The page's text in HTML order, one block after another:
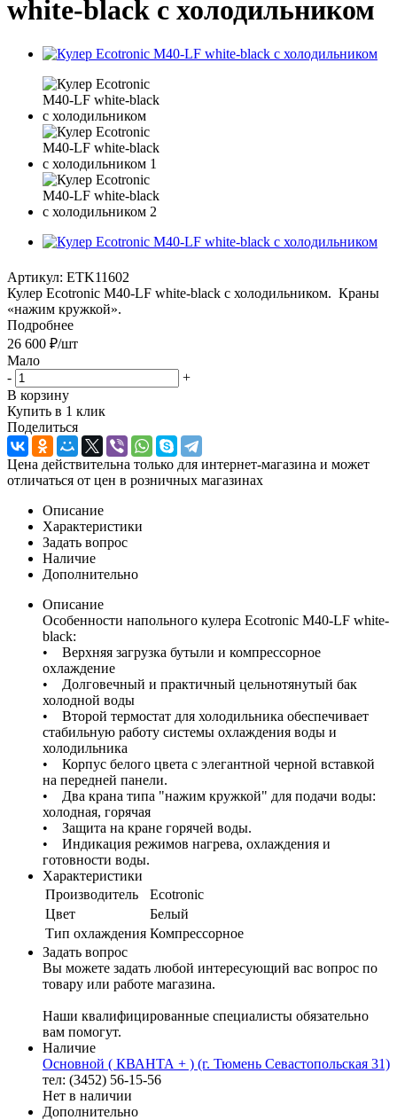
white-black с холодильником
Артикул: ETK11602
Кулер Ecotronic M40-LF white-black с холодильником. Краны
«нажим кружкой».
Подробнее
26 600 ₽/шт
Мало
-
+
В корзину
Купить в 1 клик
Поделиться
Цена действительна только для интернет-магазина и может
отличаться от цен в розничных магазинах
Описание
Характеристики
Задать вопрос
Наличие
Дополнительно
Описание
Особенности напольного кулера Ecotronic M40-LF white-
black:
• Верхняя загрузка бутыли и компрессорное
охлаждение
• Долговечный и практичный цельнотянутый бак
холодной воды
• Второй термостат для холодильника обеспечивает
стабильную работу системы охлаждения воды и
холодильника
• Корпус белого цвета с элегантной черной вставкой
на передней панели.
• Два крана типа "нажим кружкой" для подачи воды:
холодная, горячая
• Защита на кране горячей воды.
• Индикация режимов нагрева, охлаждения и
готовности воды.
Характеристики
Производитель
Ecotronic
Цвет
Белый
Тип охлаждения Компрессорное
Задать вопрос
Вы можете задать любой интересующий вас вопрос по
товару или работе магазина.
Наши квалифицированные специалисты обязательно
вам помогут.
Наличие
Основной ( КВАНТА + ) (г. Тюмень Севастопольская 31)
тел: (3452) 56-15-56
Нет в наличии
Дополнительно